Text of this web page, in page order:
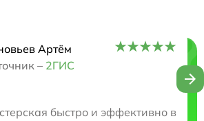
Артём
– 2ГИС
быстро и эффективно